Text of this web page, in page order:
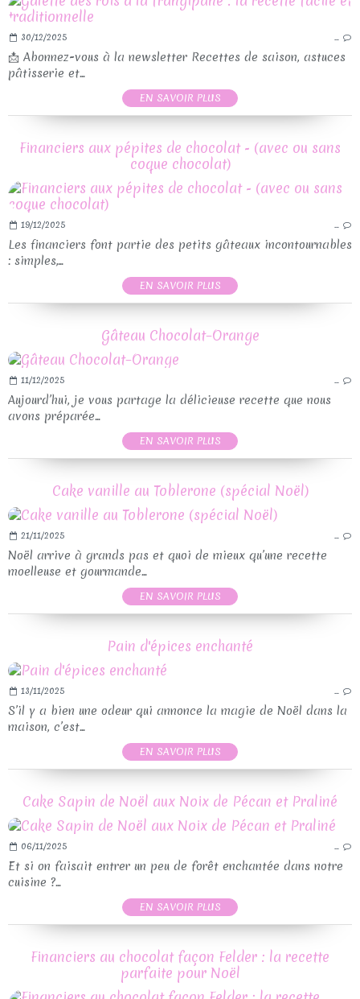
30/12/2025 …
📩 Abonnez-vous à la newsletter Recettes de saison, astuces
pâtisserie et...
EN SAVOIR PLUS
Financiers aux pépites de chocolat - (avec ou sans
coque chocolat)
19/12/2025 …
Les financiers font partie des petits gâteaux incontournables
: simples,...
EN SAVOIR PLUS
Gâteau Chocolat–Orange
11/12/2025 …
Aujourd’hui, je vous partage la délicieuse recette que nous
avons préparée...
EN SAVOIR PLUS
Cake vanille au Toblerone (spécial Noël)
21/11/2025 …
Noël arrive à grands pas et quoi de mieux qu’une recette
moelleuse et gourmande...
EN SAVOIR PLUS
Pain d'épices enchanté
13/11/2025 …
S’il y a bien une odeur qui annonce la magie de Noël dans la
maison, c’est...
EN SAVOIR PLUS
Cake Sapin de Noël aux Noix de Pécan et Praliné
06/11/2025 …
Et si on faisait entrer un peu de forêt enchantée dans notre
cuisine ?...
EN SAVOIR PLUS
Financiers au chocolat façon Felder : la recette
parfaite pour Noël